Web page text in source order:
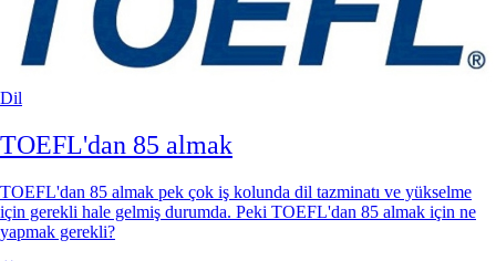
Dil
TOEFL'dan 85 almak
TOEFL'dan 85 almak pek çok iş kolunda dil tazminatı ve yükselme
için gerekli hale gelmiş durumda. Peki TOEFL'dan 85 almak için ne
yapmak gerekli?